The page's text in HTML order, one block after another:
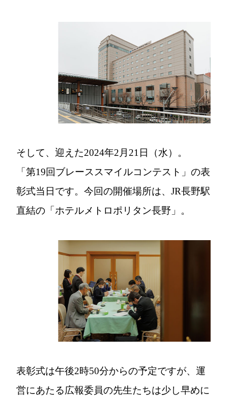
そして、迎えた2024年2月21日（水）。
「第19回ブレーススマイルコンテスト」の表
彰式当日です。今回の開催場所は、JR長野駅
直結の「ホテルメトロポリタン長野」。
表彰式は午後2時50分からの予定ですが、運
営にあたる広報委員の先生たちは少し早めに